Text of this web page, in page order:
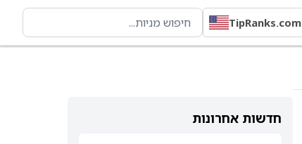
TipRanks.com
חדשות אחרונות